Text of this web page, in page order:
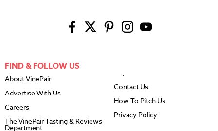
FIND & FOLLOW US
About VinePair
Advertise With Us
Careers
The VinePair Tasting & Reviews
Department
Contact Us
How To Pitch Us
Privacy Policy